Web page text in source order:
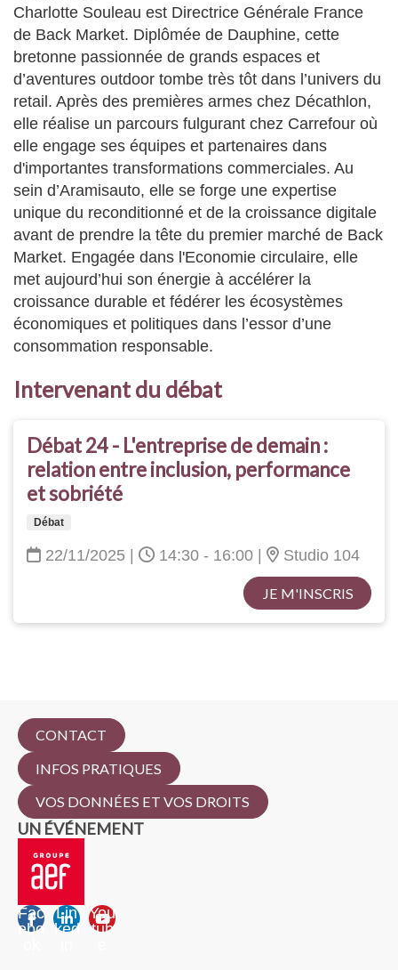
Charlotte Souleau est Directrice Générale France
de Back Market. Diplômée de Dauphine, cette
bretonne passionnée de grands espaces et
d’aventures outdoor tombe très tôt dans l’univers du
retail. Après des premières armes chez Décathlon,
elle réalise un parcours fulgurant chez Carrefour où
elle engage ses équipes et partenaires dans
d'importantes transformations commerciales. Au
sein d’Aramisauto, elle se forge une expertise
unique du reconditionné et de la croissance digitale
avant de prendre la tête du premier marché de Back
Market. Engagée dans l'Economie circulaire, elle
met aujourd’hui son énergie à accélérer la
croissance durable et fédérer les écosystèmes
économiques et politiques dans l’essor d’une
consommation responsable.
Intervenant du débat
Débat 24 - L'entreprise de demain :
relation entre inclusion, performance
et sobriété
Débat
22/11/2025 14:30 - 16:00 Studio 104
JE M'INSCRIS
CONTACT
INFOS PRATIQUES
VOS DONNÉES ET VOS DROITS
UN ÉVÉNEMENT
Fac
ebo
Lin
ked
You
tub